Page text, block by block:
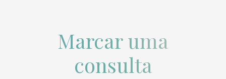
Marcar uma
consulta